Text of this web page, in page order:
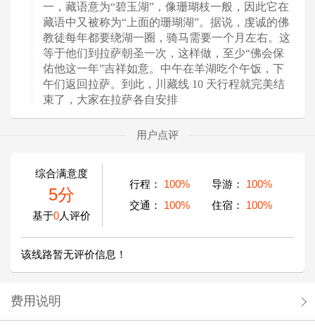
一，藏语意为“碧玉湖”，像珊瑚枝一般，因此它在
藏语中又被称为“上面的珊瑚湖”。据说，虔诚的佛
教徒每年都要绕湖一圈，骑马需要一个月左右。这
等于他们到拉萨朝圣一次，这样做，至少“佛会保
佑他这一年”吉祥如意。中午在羊湖吃个午饭，下
午们返回拉萨。到此，川藏线 10 天行程就完美结
束了，大家在拉萨各自安排
用户点评
综合满意度
5分
基于0人评价
行程： 100% 导游：
100%
交通：
100% 住宿： 100%
该线路暂无评价信息！
费用说明